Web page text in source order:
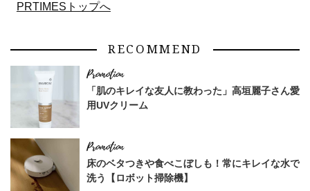
PRTIMESトップへ
RECOMMEND
「肌のキレイな友人に教わった」高垣麗子さん愛
用UVクリーム
床のベタつきや食べこぼしも！常にキレイな水で
洗う【ロボット掃除機】